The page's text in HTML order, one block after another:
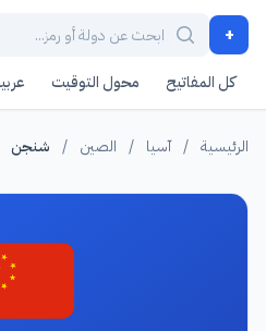
+
كل المفاتيح محول التوقيت
الرئيسية / آسيا / الصين / شنجن